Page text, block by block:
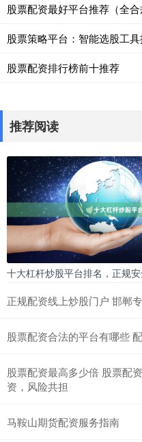
股票配资最好平台推荐（全合
股票策略平台：智能选股工
股票配资排行榜前十推荐
推荐阅读
十大杠杆炒股平台排名，正规
正规配资线上炒股门户 邯郸
股票配资合法的平台有哪些
股票配资最高多少倍 股票配
资，风险共担
马鞍山期货配资服务指南